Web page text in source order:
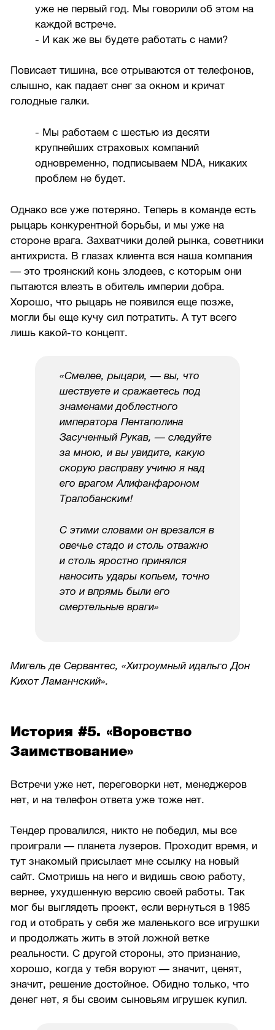
уже не первый год. Мы говорили об этом на
каждой встрече.
- И как же вы будете работать с нами?
Повисает тишина, все отрываются от телефонов,
слышно, как падает снег за окном и кричат
голодные галки.
- Мы работаем с шестью из десяти
крупнейших страховых компаний
одновременно, подписываем NDA, никаких
проблем не будет.
Однако все уже потеряно. Теперь в команде есть
рыцарь конкурентной борьбы, и мы уже на
стороне врага. Захватчики долей рынка, советники
антихриста. В глазах клиента вся наша компания
— это троянский конь злодеев, с которым они
пытаются влезть в обитель империи добра.
Хорошо, что рыцарь не появился еще позже,
могли бы еще кучу сил потратить. А тут всего
лишь какой-то концепт.
«Смелее, рыцари, — вы, что
шествуете и сражаетесь под
знаменами доблестного
императора Пентаполина
Засученный Рукав, — следуйте
за мною, и вы увидите, какую
скорую расправу учиню я над
его врагом Алифанфароном
Трапобанским!
С этими словами он врезался в
овечье стадо и столь отважно
и столь яростно принялся
наносить удары копьем, точно
это и впрямь были его
смертельные враги»
Мигель де Сервантес, «Хитроумный идальго Дон
Кихот Ламанчский».
История #5. «Воровство
Заимствование»
Встречи уже нет, переговорки нет, менеджеров
нет, и на телефон ответа уже тоже нет.
Тендер провалился, никто не победил, мы все
проиграли — планета лузеров. Проходит время, и
тут знакомый присылает мне ссылку на новый
сайт. Смотришь на него и видишь свою работу,
вернее, ухудшенную версию своей работы. Так
мог бы выглядеть проект, если вернуться в 1985
год и отобрать у себя же маленького все игрушки
и продолжать жить в этой ложной ветке
реальности. С другой стороны, это признание,
хорошо, когда у тебя воруют — значит, ценят,
значит, решение достойное. Обидно только, что
денег нет, я бы своим сыновьям игрушек купил.